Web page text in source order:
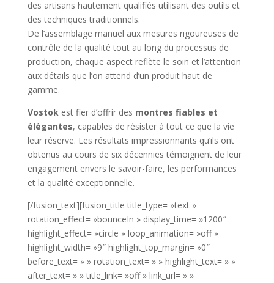
des artisans hautement qualifiés utilisant des outils et
des techniques traditionnels.
De l’assemblage manuel aux mesures rigoureuses de
contrôle de la qualité tout au long du processus de
production, chaque aspect reflète le soin et l’attention
aux détails que l’on attend d’un produit haut de
gamme.
Vostokest fier d’offrir des montres fiables et
élégantes, capables de résister à tout ce que la vie
leur réserve. Les résultats impressionnants qu’ils ont
obtenus au cours de six décennies témoignent de leur
engagement envers le savoir-faire, les performances
et la qualité exceptionnelle.
[/fusion_text][fusion_title title_type= »text »
rotation_effect= »bounceIn » display_time= »1200″
highlight_effect= »circle » loop_animation= »off »
highlight_width= »9″ highlight_top_margin= »0″
before_text= » » rotation_text= » » highlight_text= » »
after_text= » » title_link= »off » link_url= » »